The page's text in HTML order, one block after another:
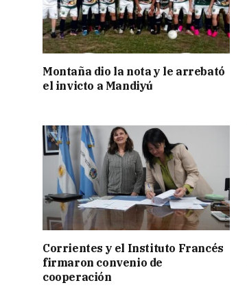
Montaña dio la nota y le arrebató
el invicto a Mandiyú
Corrientes y el Instituto Francés
firmaron convenio de
cooperación